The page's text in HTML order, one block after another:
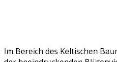
Im Bereich des Keltischen